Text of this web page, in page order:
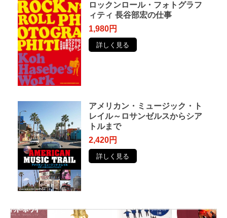
ロックンロール・フォトグラフ
ィティ 長谷部宏の仕事
1,980円
詳しく見る
アメリカン・ミュージック・ト
レイル～ロサンゼルスからシア
トルまで
2,420円
詳しく見る